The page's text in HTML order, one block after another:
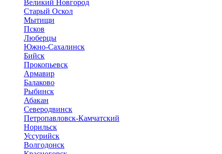
Великий Новгород
Старый Оскол
Мытищи
Псков
Люберцы
Южно-Сахалинск
Бийск
Прокопьевск
Армавир
Балаково
Рыбинск
Абакан
Северодвинск
Петропавловск-Камчатский
Норильск
Уссурийск
Волгодонск